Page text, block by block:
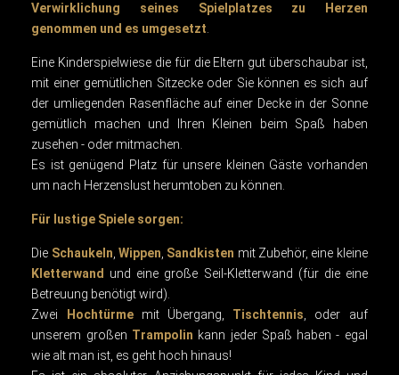
Verwirklichung seines Spielplatzes zu Herzen
genommen und es umgesetzt
Eine Kinderspielwiese die für die Eltern gut überschaubar ist,
mit einer gemütlichen Sitzecke oder Sie können es sich auf
der umliegenden Rasenfläche auf einer Decke in der Sonne
gemütlich machen und Ihren Kleinen beim Spaß haben
zusehen - oder mitmachen.
Es ist genügend Platz für unsere kleinen Gäste vorhanden
um nach Herzenslust herumtoben zu können.
Für lustige Spiele sorgen:
Die Schaukeln ,Wippen Sandkisten mit Zubehör, eine kleine
Kletterwand
und eine große Seil-Kletterwand (für die eine
Betreuung benötigt wird).
Zwei
Hochtürmemit Übergang, Tischtennis , oder auf
unserem großen Trampolin kann jeder Spaß haben - egal
wie alt man ist, es geht hoch hinaus!